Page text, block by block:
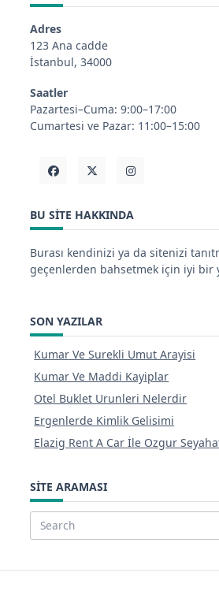
Adres
123 Ana cadde
İstanbul, 34000
Saatler
Pazartesi–Cuma: 9:00–17:00
Cumartesi ve Pazar: 11:00–15:00
BU SITE HAKKINDA
Burası kendinizi ya da sitenizi
geçenlerden bahsetmek için iyi bir
SON YAZILAR
Kumar Ve Surekli Umut Arayisi
Kumar Ve Maddi Kayiplar
Otel Buklet Urunleri Nelerdir
Ergenlerde Kimlik Gelisimi
Elazig Rent A Car İle Ozgur
SITE ARAMASI
Search